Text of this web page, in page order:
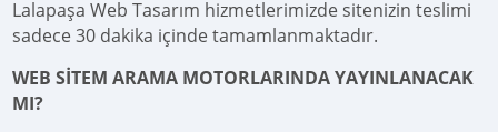
Lalapaşa Web Tasarım hizmetlerimizde sitenizin teslimi
sadece 30 dakika içinde tamamlanmaktadır.
WEB SİTEM ARAMA MOTORLARINDA YAYINLANACAK
MI?